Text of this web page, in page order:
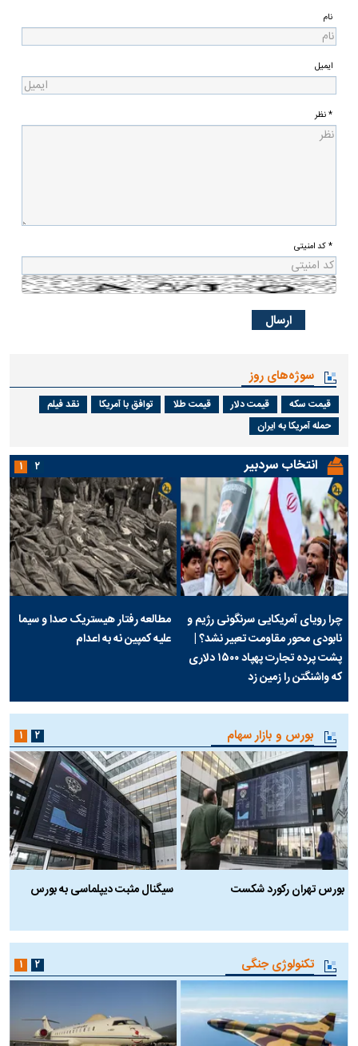
نام
ایمیل
* نظر
* کد امنیتی
سوژه‌های روز
قیمت سکه قیمت دلار قیمت طلا توافق با آمریکا
نقد فیلم
حمله آمریکا به ایران
انتخاب سردبیر
چرا رویای آمریکایی سرنگونی رژیم و
نابودی محور مقاومت تعبیر نشد؟ |
پشت پرده تجارت پهپاد‌ ۱۵۰۰ دلاری
که واشنگتن را زمین زد
مطالعه رفتار هیستریک صدا و سیما
علیه کمپین نه به اعدام
۱ ۲
بورس و بازار سهام
بورس تهران رکورد شکست
سیگنال مثبت دیپلماسی به بورس
۱ ۲
تکنولوژی جنگی ۱ ۲